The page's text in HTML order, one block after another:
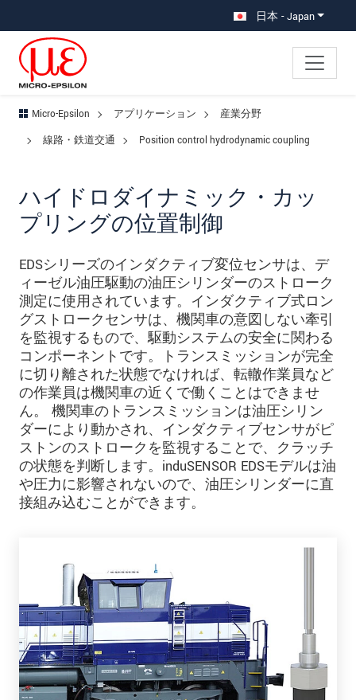
日本 - Japan
Micro-Epsilon アプリケーション
産業分野
線路・鉄道交通
Position control hydrodynamic coupling
ハイドロダイナミック・カッ
プリングの位置制御
EDSシリーズのインダクティブ変位センサは、デ
ィーゼル油圧駆動の油圧シリンダーのストローク
測定に使用されています。インダクティブ式ロン
グストロークセンサは、機関車の意図しない牽引
を監視するもので、駆動システムの安全に関わる
コンポーネントです。トランスミッションが完全
に切り離された状態でなければ、転轍作業員など
の作業員は機関車の近くで働くことはできませ
ん。 機関車のトランスミッションは油圧シリン
ダーにより動かされ、インダクティブセンサがピ
ストンのストロークを監視することで、クラッチ
の状態を判断します。induSENSOR EDSモデルは油
や圧力に影響されないので、油圧シリンダーに直
接組み込むことができます。